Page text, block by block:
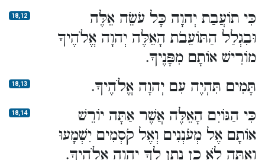
18,12
כִּי תוֹעֲבַת יְהוָה כָּל עֹשֵׂה אֵלֶּה
וּבִגְלַל הַתּוֹעֵבֹת הָאֵלֶּה יְהוָה אֱלֹהֶיךָ
מוֹרִישׁ אוֹתָם מִפָּנֶיךָ.
18,13 תָּמִים תִּהְיֶה עִם יְהוָה אֱלֹהֶיךָ.
18,14
כִּי הַגּוֹיִם הָאֵלֶּה אֲשֶׁר אַתָּה יוֹרֵשׁ
אוֹתָם אֶל מְעֹנְנִים וְאֶל קֹסְמִים יִשְׁמָעוּ
וְאַתָּה לֹא כֵן נָתַן לְךָ יְהוָה אֱלֹהֶיךָ.